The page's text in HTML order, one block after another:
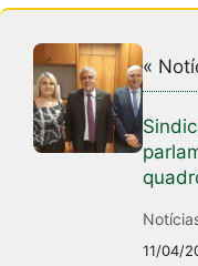
«
11/04/